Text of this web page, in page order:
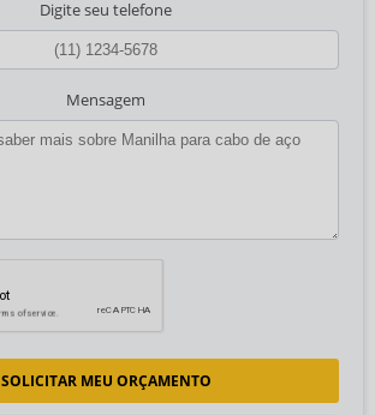
Digite seu telefone
Mensagem
SOLICITAR MEU ORÇAMENTO